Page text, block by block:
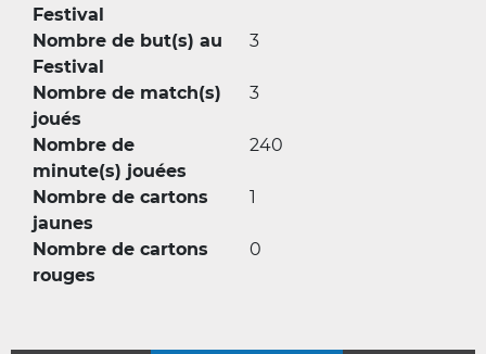
Festival
Nombre de but(s) au
Festival
3
Nombre de match(s)
joués
3
Nombre de
minute(s) jouées
240
Nombre de cartons
jaunes
1
Nombre de cartons
rouges
0